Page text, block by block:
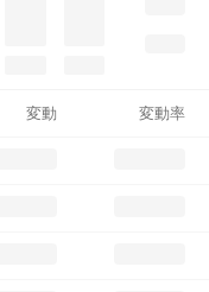
変動 変動率